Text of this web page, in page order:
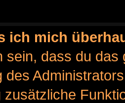
ich mich
sein, dass du
des
zusätzliche